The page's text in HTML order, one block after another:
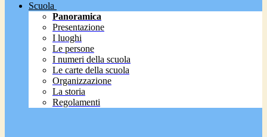
Scuola
Panoramica
Presentazione
I luoghi
Le persone
I numeri della scuola
Le carte della scuola
Organizzazione
La storia
Regolamenti